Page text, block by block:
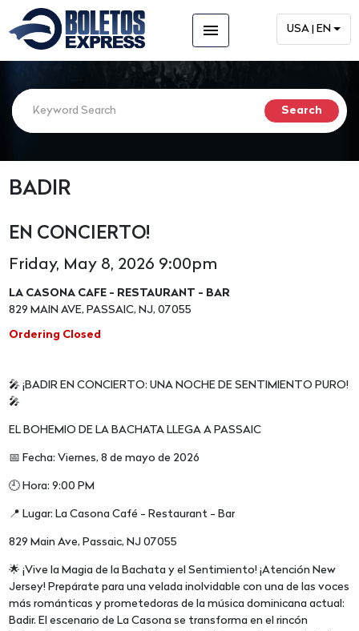
menu USA | EN
BADIR
EN CONCIERTO!
Friday, May 8, 2026 9:00pm
LA CASONA CAFE - RESTAURANT - BAR
829 MAIN AVE, PASSAIC, NJ, 07055
Ordering Closed
🎤 ¡BADIR EN CONCIERTO: UNA NOCHE DE SENTIMIENTO PURO!
🎤
EL BOHEMIO DE LA BACHATA LLEGA A PASSAIC
📅 Fecha: Viernes, 8 de mayo de 2026
🕘 Hora: 9:00 PM
📍 Lugar: La Casona Café - Restaurant - Bar
829 Main Ave, Passaic, NJ 07055
🌟 ¡Vive la Magia de la Bachata y el Sentimiento! ¡Atención New
Jersey! Prepárate para una velada inolvidable con una de las voces
más románticas y prometedoras de la música dominicana actual:
Badir. El escenario de La Casona se transforma en el rincón